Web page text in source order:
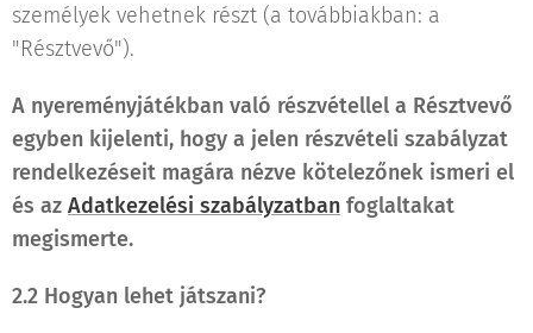
személyek vehetnek részt (a továbbiakban: a
"Résztvevő").
A nyereményjátékban való részvétellel a Résztvevő
egyben kijelenti, hogy a jelen részvételi szabályzat
rendelkezéseit magára nézve kötelezőnek ismeri el
és az Adatkezelési szabályzatban foglaltakat
megismerte.
2.2 Hogyan lehet játszani?